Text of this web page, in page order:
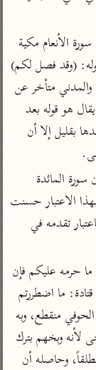
المختصر في
التفسير
تفسير السعدي
أيسر التفاسير
القرآن – تدبر وعمل
تفسير ابن عثيمين
العبارة
تفسير الجلالين
البيان للإيجي
تفسير النسفي
الوجيز للواحدي
ابن أبي زمنين